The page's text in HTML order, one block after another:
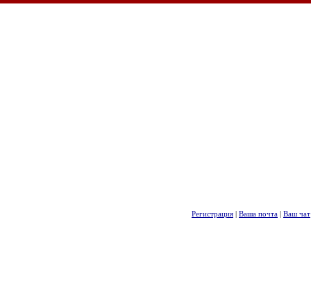
Регистрация | Ваша почта | Ваш чат